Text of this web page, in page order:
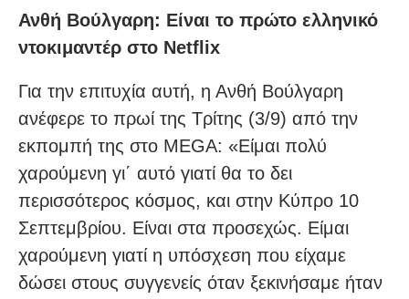
Ανθή Βούλγαρη: Είναι το πρώτο ελληνικό
ντοκιμαντέρ στο Netflix
Για την επιτυχία αυτή, η Ανθή Βούλγαρη
ανέφερε το πρωί της Τρίτης (3/9) από την
εκπομπή της στο MEGA: «Είμαι πολύ
χαρούμενη γι΄ αυτό γιατί θα το δει
περισσότερος κόσμος, και στην Κύπρο 10
Σεπτεμβρίου. Είναι στα προσεχώς. Είμαι
χαρούμενη γιατί η υπόσχεση που είχαμε
δώσει στους συγγενείς όταν ξεκινήσαμε ήταν